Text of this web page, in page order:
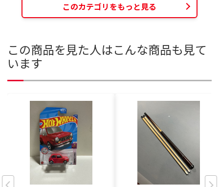
このカテゴリをもっと見る
この商品を見た人はこんな商品も見て
います